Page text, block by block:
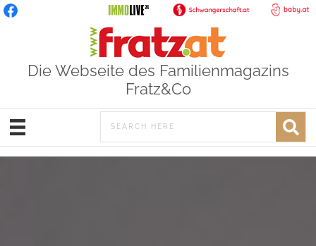
Die Webseite des Familienmagazins
Fratz&Co